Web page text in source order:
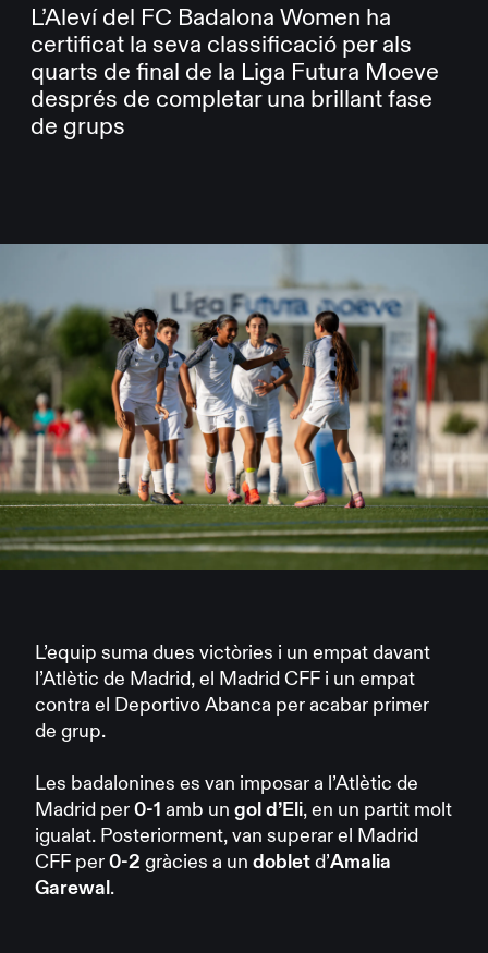
L’Aleví del FC Badalona Women ha
certificat la seva classificació per als
quarts de final de la Liga Futura Moeve
després de completar una brillant fase
de grups
L’equip suma dues victòries i un empat davant
l’Atlètic de Madrid, el Madrid CFF i un empat
contra el Deportivo Abanca per acabar primer
de grup.
Les badalonines es van imposar a l’Atlètic de
Madrid per0-1 amb un gol d’Eli, en un partit molt
igualat. Posteriorment, van superar el Madrid
CFF per0-2 gràcies a un dobletd’Amalia
Garewal.